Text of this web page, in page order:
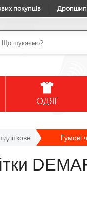
покупців
ОДЯГ
Гумові